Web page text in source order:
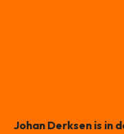
Johan Derksen is in